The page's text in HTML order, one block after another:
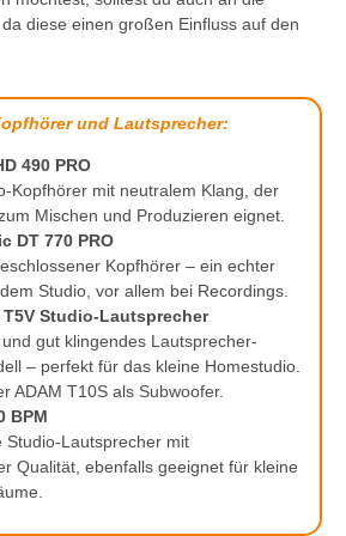
diese einen großen Einfluss auf den
und Lautsprecher:
490 PRO
Kopfhörer mit neutralem Klang, der
Mischen und Produzieren eignet.
DT 770 PRO
Kopfhörer – ein echter
Studio, vor allem bei Recordings.
T5V Studio-Lautsprecher
gut klingendes Lautsprecher-
– perfekt für das kleine Homestudio.
ADAM T10S als Subwoofer.
BPM
Studio-Lautsprecher mit
Qualität, ebenfalls geeignet für kleine